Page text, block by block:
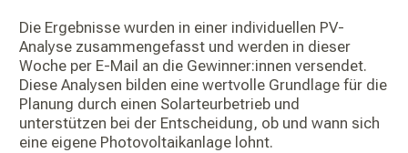
Die Ergebnisse wurden in einer individuellen PV-
Analyse zusammengefasst und werden in dieser
Woche per E-Mail an die Gewinner:innen versendet.
Diese Analysen bilden eine wertvolle Grundlage für die
Planung durch einen Solarteurbetrieb und
unterstützen bei der Entscheidung, ob und wann sich
eine eigene Photovoltaikanlage lohnt.